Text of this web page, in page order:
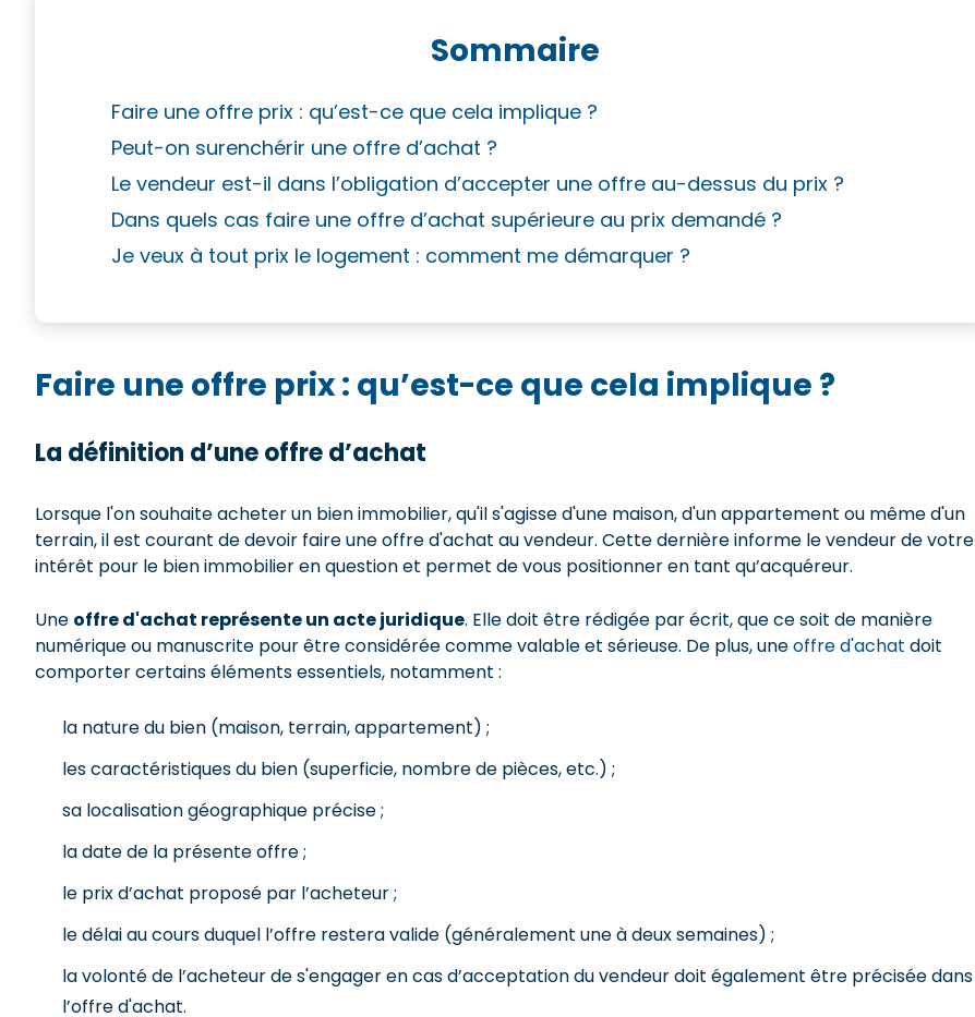
Sommaire
Faire une offre prix : qu’est-ce que cela implique ?
Peut-on surenchérir une offre d’achat ?
Le vendeur est-il dans l’obligation d’accepter une offre au-dessus du prix ?
Dans quels cas faire une offre d’achat supérieure au prix demandé ?
Je veux à tout prix le logement : comment me démarquer ?
Faire une offre prix : qu’est-ce que cela implique ?
La définition d’une offre d’achat
Lorsque l'on souhaite acheter un bien immobilier, qu'il s'agisse d'une maison, d'un appartement ou même d'un
terrain, il est courant de devoir faire une offre d'achat au vendeur. Cette dernière informe le vendeur de votre
intérêt pour le bien immobilier en question et permet de vous positionner en tant qu’acquéreur.
Une offre d'achat représente un acte juridique. Elle doit être rédigée par écrit, que ce soit de manière
numérique ou manuscrite pour être considérée comme valable et sérieuse. De plus, uneoffre d'achat doit
comporter certains éléments essentiels, notamment :
la nature du bien (maison, terrain, appartement) ;
les caractéristiques du bien (superficie, nombre de pièces, etc.) ;
sa localisation géographique précise ;
la date de la présente offre ;
le prix d’achat proposé par l’acheteur ;
le délai au cours duquel l’offre restera valide (généralement une à deux semaines) ;
la volonté de l’acheteur de s'engager en cas d’acceptation du vendeur doit également être précisée dans
l’offre d'achat.